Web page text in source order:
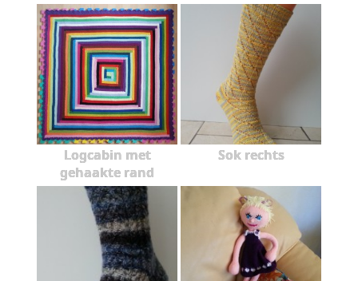
Logcabin met
gehaakte rand
Sok rechts